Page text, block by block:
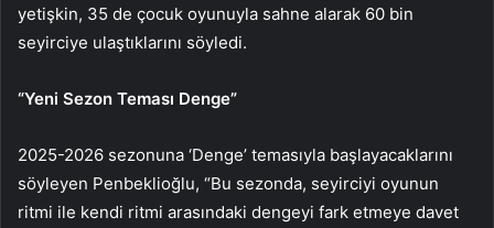
yetişkin, 35 de çocuk oyunuyla sahne alarak 60 bin
seyirciye ulaştıklarını söyledi.
“Yeni Sezon Teması Denge”
2025-2026 sezonuna ‘Denge’ temasıyla başlayacaklarını
söyleyen Penbeklioğlu, “Bu sezonda, seyirciyi oyunun
ritmi ile kendi ritmi arasındaki dengeyi fark etmeye davet